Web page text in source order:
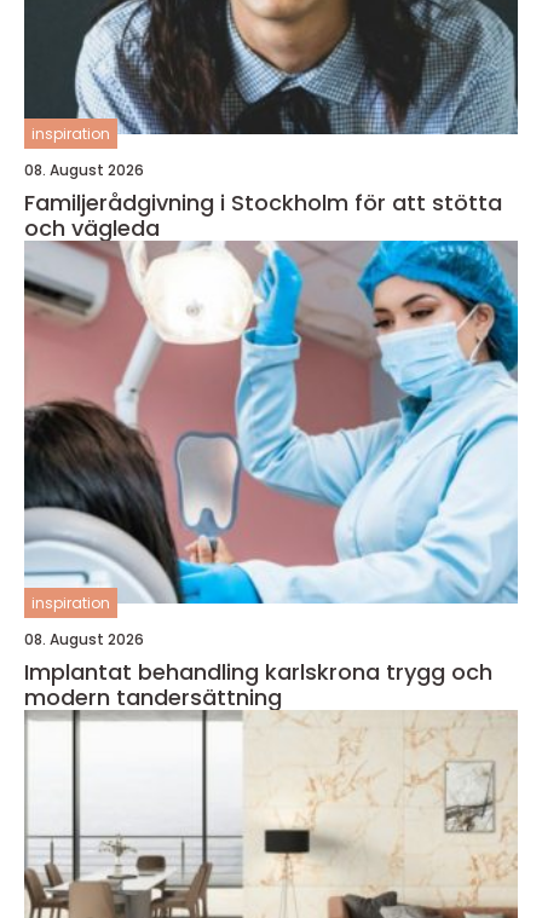
inspiration
08. August 2026
Familjerådgivning i Stockholm för att stötta
och vägleda
inspiration
08. August 2026
Implantat behandling karlskrona trygg och
modern tandersättning